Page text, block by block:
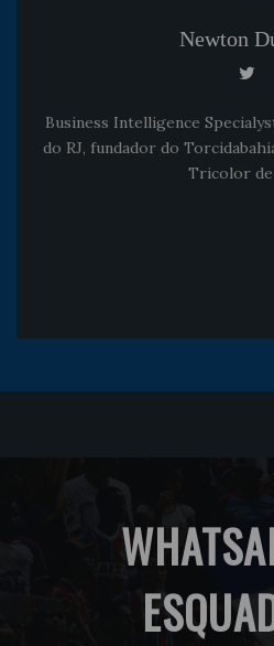
Newton
Business Intelligence
do RJ, fundador do
Tricolor de